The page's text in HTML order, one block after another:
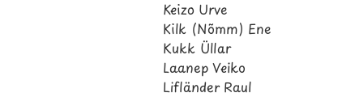
Keizo Urve
Kilk (Nõmm) Ene
Kukk Üllar
Laanep Veiko
Lifländer Raul